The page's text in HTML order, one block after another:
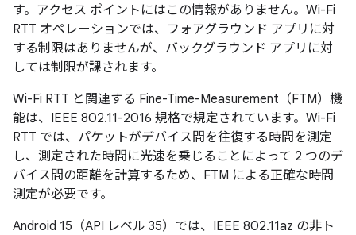
す。アクセス ポイントにはこの情報がありません。Wi-Fi
RTT オペレーションでは、フォアグラウンド アプリに対
する制限はありませんが、バックグラウンド アプリに対
しては制限が課されます。
Wi-Fi RTT と関連する Fine-Time-Measurement （FTM）機
能は、IEEE 802.11-2016 規格で規定されています。Wi-Fi
RTT では、パケットがデバイス間を往復する時間を測定
し、測定された時間に光速を乗じることによって 2 つのデ
バイス間の距離を計算するため、FTM による正確な時間
測定が必要です。
Android 15（API レベル 35）では、IEEE 802.11az の非ト